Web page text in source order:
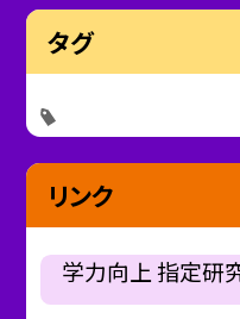
タグ
リンク
学力向上 指定研